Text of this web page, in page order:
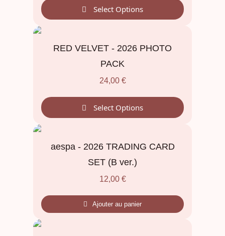
Select Options
RED VELVET - 2026 PHOTO
PACK
24,00 €
Select Options
aespa - 2026 TRADING CARD
SET (B ver.)
12,00 €
Ajouter au panier